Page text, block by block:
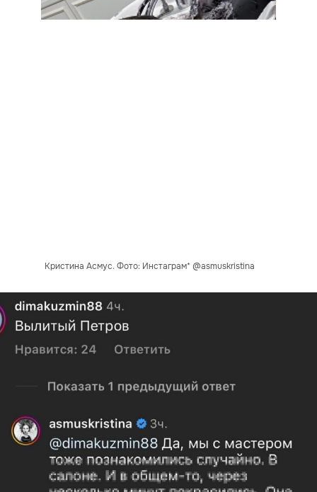
Кристина Асмус. Фото: Инстаграм* @asmuskristina